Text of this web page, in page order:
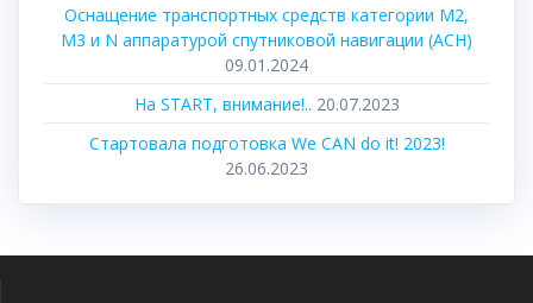
Оснащение транспортных средств категории М2,
М3 и N аппаратурой спутниковой навигации (АСН)
09.01.2024
На START, внимание!.. 20.07.2023
Стартовала подготовка We CAN do it! 2023!
26.06.2023